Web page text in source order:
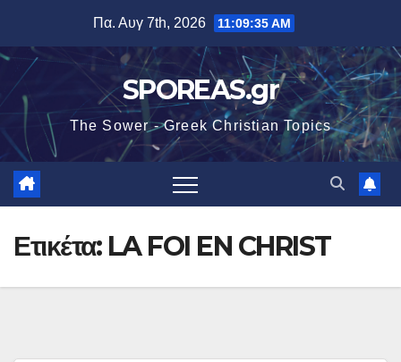
περιεχόμενο
Πα. Αυγ 7th, 2026 11:09:36 AM
SPOREAS.gr
The Sower - Greek Christian Topics
Ετικέτα: LA FOI EN CHRIST